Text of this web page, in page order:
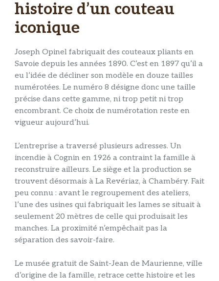
histoire d’un couteau
iconique
Joseph Opinel fabriquait des couteaux pliants en
Savoie depuis les années 1890. C’est en 1897 qu’il a
eu l’idée de décliner son modèle en douze tailles
numérotées. Le numéro 8 désigne donc une taille
précise dans cette gamme, ni trop petit ni trop
encombrant. Ce choix de numérotation reste en
vigueur aujourd’hui.
L’entreprise a traversé plusieurs adresses. Un
incendie à Cognin en 1926 a contraint la famille à
reconstruire ailleurs. Le siège et la production se
trouvent désormais à La Revériaz, à Chambéry. Fait
peu connu : avant le regroupement des ateliers,
l’une des usines qui fabriquait les lames se situait à
seulement 20 mètres de celle qui produisait les
manches. La proximité n’empêchait pas la
séparation des savoir-faire.
Le musée gratuit de Saint-Jean de Maurienne, ville
d’origine de la famille, retrace cette histoire et les